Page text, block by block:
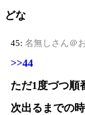
どな
45: 名無しさん＠
>>44
ただ1度づつ順
次出るまでの